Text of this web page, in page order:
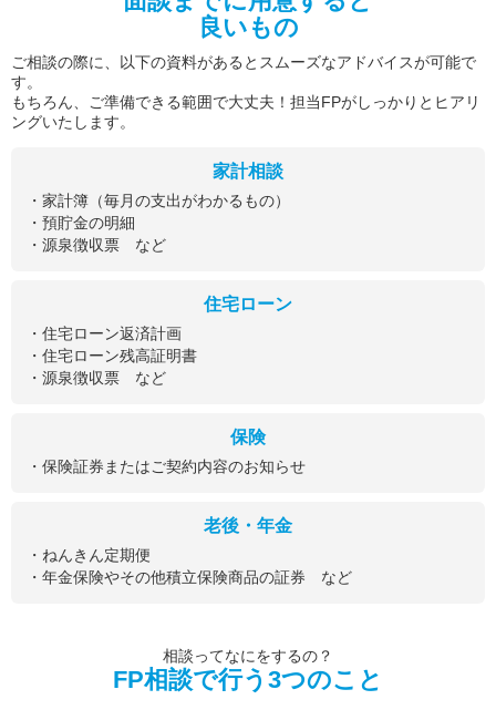
良いもの
ご相談の際に、以下の資料があるとスムーズなアドバイスが可能で
す。
もちろん、ご準備できる範囲で大丈夫！担当FPがしっかりとヒアリ
ングいたします。
家計相談
・家計簿（毎月の支出がわかるもの）
・預貯金の明細
・源泉徴収票 など
住宅ローン
・住宅ローン返済計画
・住宅ローン残高証明書
・源泉徴収票 など
保険
・保険証券またはご契約内容のお知らせ
老後・年金
・ねんきん定期便
・年金保険やその他積立保険商品の証券 など
相談ってなにをするの？
FP相談で行う3つのこと